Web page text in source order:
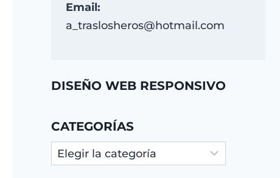
Email:
a_traslosheros@hotmail.com
DISEÑO WEB RESPONSIVO
CATEGORÍAS
Categorías